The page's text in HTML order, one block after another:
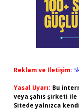
Reklam ve İletişim:
Yasal Uyarı: Bu
veya şahıs şirketi
Sitede yalnızca